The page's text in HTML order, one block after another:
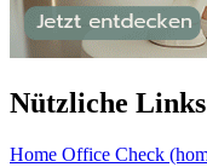
Nützliche Links
Home Office Check